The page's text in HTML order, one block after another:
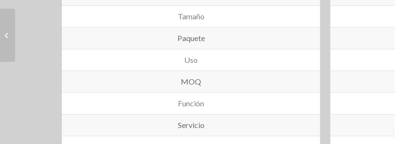
Tamaño
Paquete
Uso
MOQ
Función
Servicio